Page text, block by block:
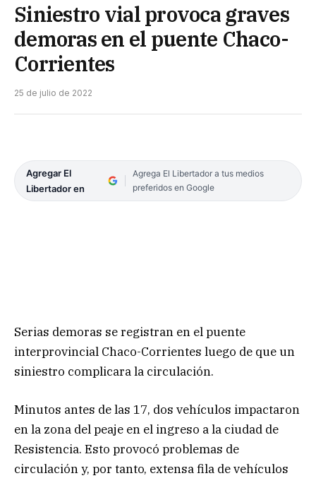
Siniestro vial provoca graves
demoras en el puente Chaco-
Corrientes
25 de julio de 2022
Agregar El
Libertador en
Agrega El Libertador a tus medios
preferidos en Google
Serias demoras se registran en el puente
interprovincial Chaco-Corrientes luego de que un
siniestro complicara la circulación.
Minutos antes de las 17, dos vehículos impactaron
en la zona del peaje en el ingreso a la ciudad de
Resistencia. Esto provocó problemas de
circulación y, por tanto, extensa fila de vehículos